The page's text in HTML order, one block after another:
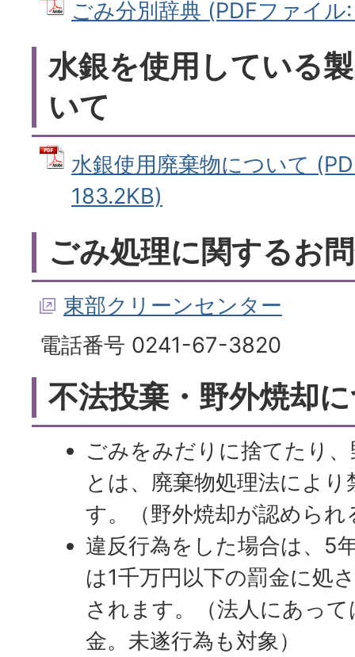
ごみ分別辞典 (PDFファイル
水銀を使用している
いて
水銀使用廃棄物について
183.2KB)
ごみ処理に関するお
東部クリーンセンター
電話番号 0241-67-3820
不法投棄・野外焼却
ごみをみだりに捨てたり
とは、廃棄物処理法によ
す。（野外焼却が認めら
違反行為をした場合は、5
は1千万円以下の罰金に処
されます。（法人にあっ
金。未遂行為も対象）